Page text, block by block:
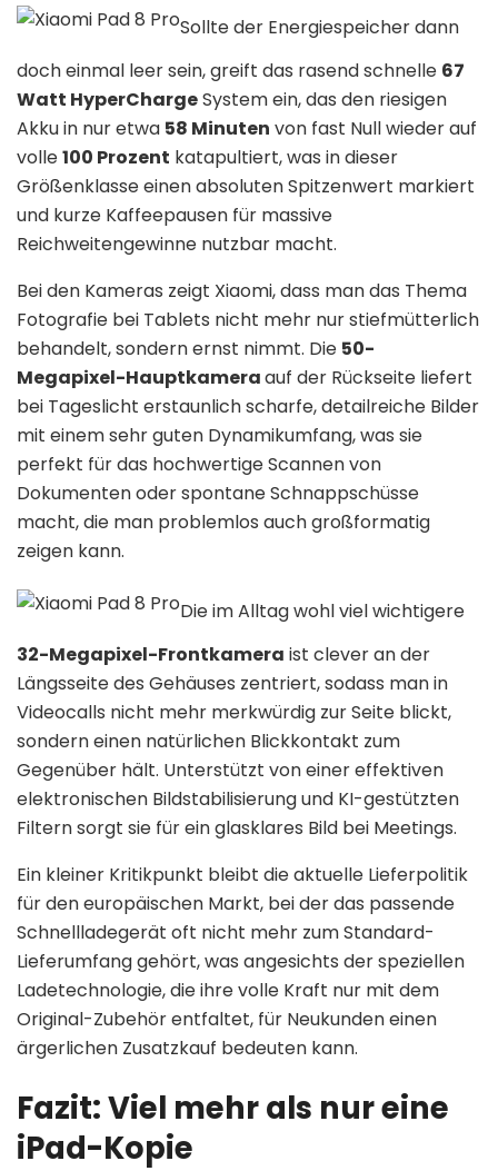
Sollte der Energiespeicher dann
doch einmal leer sein, greift das rasend schnelle 67
Watt HyperChargeSystem ein, das den riesigen
Akku in nur etwa 58 Minuten von fast Null wieder auf
volle100 Prozent katapultiert, was in dieser
Größenklasse einen absoluten Spitzenwert markiert
und kurze Kaffeepausen für massive
Reichweitengewinne nutzbar macht.
Bei den Kameras zeigt Xiaomi, dass man das Thema
Fotografie bei Tablets nicht mehr nur stiefmütterlich
behandelt, sondern ernst nimmt. Die 50-
Megapixel-Hauptkameraauf der Rückseite liefert
bei Tageslicht erstaunlich scharfe, detailreiche Bilder
mit einem sehr guten Dynamikumfang, was sie
perfekt für das hochwertige Scannen von
Dokumenten oder spontane Schnappschüsse
macht, die man problemlos auch großformatig
zeigen kann.
Die im Alltag wohl viel wichtigere
32-Megapixel-Frontkamera ist clever an der
Längsseite des Gehäuses zentriert, sodass man in
Videocalls nicht mehr merkwürdig zur Seite blickt,
sondern einen natürlichen Blickkontakt zum
Gegenüber hält. Unterstützt von einer effektiven
elektronischen Bildstabilisierung und KI-gestützten
Filtern sorgt sie für ein glasklares Bild bei Meetings.
Ein kleiner Kritikpunkt bleibt die aktuelle Lieferpolitik
für den europäischen Markt, bei der das passende
Schnellladegerät oft nicht mehr zum Standard-
Lieferumfang gehört, was angesichts der speziellen
Ladetechnologie, die ihre volle Kraft nur mit dem
Original-Zubehör entfaltet, für Neukunden einen
ärgerlichen Zusatzkauf bedeuten kann.
Fazit: Viel mehr als nur eine
iPad-Kopie